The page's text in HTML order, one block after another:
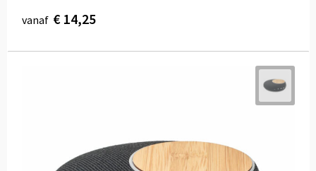
vanaf € 14,25